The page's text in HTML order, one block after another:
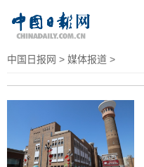
中国日报网 > 媒体报道 >